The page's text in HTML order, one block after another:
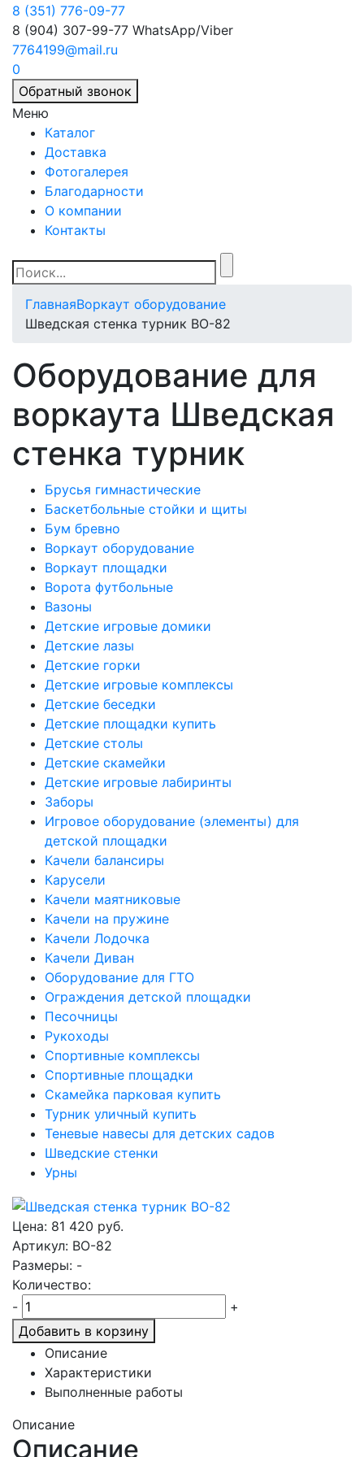
8 (351) 776-09-77
8 (904) 307-99-77 WhatsApp/Viber
7764199@mail.ru
0
Обратный звонок
Меню
Каталог
Доставка
Фотогалерея
Благодарности
О компании
Контакты
ГлавнаяВоркаут оборудование
Шведская стенка турник ВО-82
Оборудование для
воркаута Шведская
стенка турник
Брусья гимнастические
Баскетбольные стойки и щиты
Бум бревно
Воркаут оборудование
Воркаут площадки
Ворота футбольные
Вазоны
Детские игровые домики
Детские лазы
Детские горки
Детские игровые комплексы
Детские беседки
Детские площадки купить
Детские столы
Детские скамейки
Детские игровые лабиринты
Заборы
Игровое оборудование (элементы) для
детской площадки
Качели балансиры
Карусели
Качели маятниковые
Качели на пружине
Качели Лодочка
Качели Диван
Оборудование для ГТО
Ограждения детской площадки
Песочницы
Рукоходы
Спортивные комплексы
Спортивные площадки
Скамейка парковая купить
Турник уличный купить
Теневые навесы для детских садов
Шведские стенки
Урны
Цена: 81 420 руб.
Артикул: ВО-82
Размеры: -
Количество:
-
+
Добавить в корзину
Описание
Характеристики
Выполненные работы
Описание
Описание